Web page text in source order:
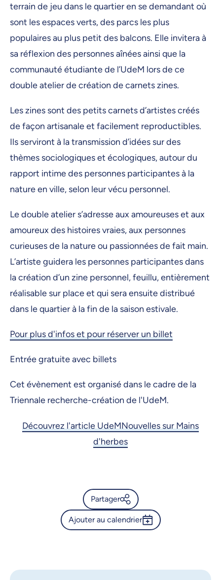
terrain de jeu dans le quartier en se demandant où
sont les espaces verts, des parcs les plus
populaires au plus petit des balcons. Elle invitera à
sa réflexion des personnes aînées ainsi que la
communauté étudiante de l’UdeM lors de ce
double atelier de création de carnets zines.
Les zines sont des petits carnets d’artistes créés
de façon artisanale et facilement reproductibles.
Ils serviront à la transmission d’idées sur des
thèmes sociologiques et écologiques, autour du
rapport intime des personnes participantes à la
nature en ville, selon leur vécu personnel.
Le double atelier s’adresse aux amoureuses et aux
amoureux des histoires vraies, aux personnes
curieuses de la nature ou passionnées de fait main.
L’artiste guidera les personnes participantes dans
la création d’un zine personnel, feuillu, entièrement
réalisable sur place et qui sera ensuite distribué
dans le quartier à la fin de la saison estivale.
Pour plus d'infos et pour réserver un billet
Entrée gratuite avec billets
Cet évènement est organisé dans le cadre de la
Triennale recherche-création de l'UdeM.
Découvrez l'article UdeMNouvelles sur Mains
d'herbes
Partager
Calendrier de l’Université de
Ajouter au calendrier